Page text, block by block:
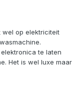
wel op elektriciteit
te laten
Het is wel luxe maar